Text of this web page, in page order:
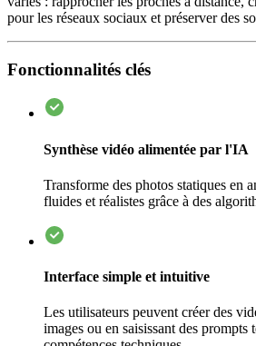
pour les réseaux sociaux et préserver des
Fonctionnalités clés
Synthèse vidéo alimentée par l'IA
Transforme des photos statiques en
fluides et réalistes grâce à des
Interface simple et intuitive
Les utilisateurs peuvent créer des
images ou en saisissant des prompts